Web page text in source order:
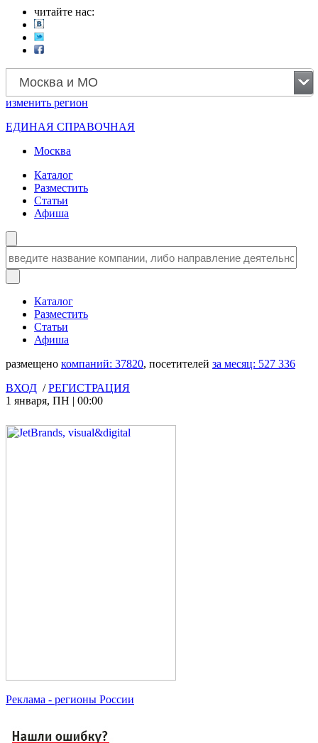
читайте нас:
Москва и МО
изменить регион
ЕДИНАЯ СПРАВОЧНАЯ
Москва
Каталог
Разместить
Статьи
Афиша
Каталог
Разместить
Статьи
Афиша
размещено компаний: 37820, посетителей за месяц: 527 336
ВХОД /РЕГИСТРАЦИЯ
1 января, ПН | 00:00
Реклама - регионы России